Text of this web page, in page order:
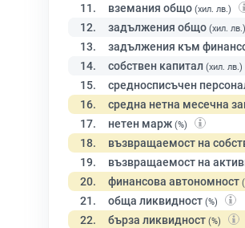
11. вземания общо (хил. лв.)
12. задължения общо (хил. лв.)
13. задължения към
14. собствен капитал (хил. лв.)
15. средносписъчен
16. средна нетна месечна
17. нетен марж (%)
18. възвращаемост на
19. възвращаемост на
20. финансова автономност
21. обща ликвидност (%)
22. бърза ликвидност (%)